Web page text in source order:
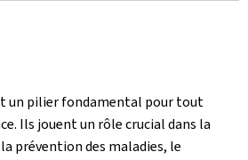
un pilier fondamental pour tout
Ils jouent un rôle crucial dans la
prévention des maladies, le